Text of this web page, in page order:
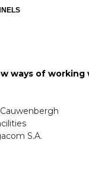
ways of working
S.A.